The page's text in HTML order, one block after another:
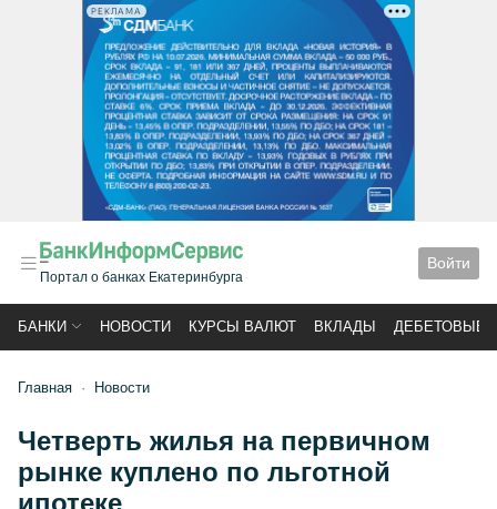
РЕКЛАМА
Портал о банках Екатеринбурга
Войти
БАНКИ НОВОСТИ КУРСЫ ВАЛЮТ ВКЛАДЫ ДЕБЕТОВЫЕ
Главная Новости
Четверть жилья на первичном
рынке куплено по льготной
ипотеке